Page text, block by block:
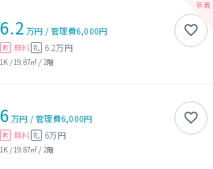
6.2 万円 /管理費6,000円
敷 無料 礼 6.2万円
1K / 19.87㎡ / 2階
6 万円 /管理費6,000円
敷 無料 礼 6万円
1K / 19.87㎡ / 2階